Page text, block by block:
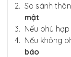
So sánh
mật
Nếu phù
Nếu không
báo